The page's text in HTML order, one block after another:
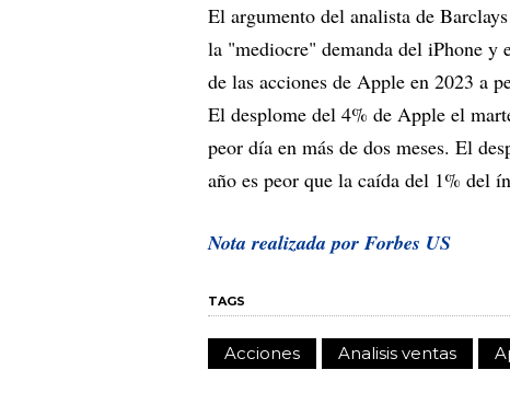
El argumento del analista de
la "mediocre" demanda del iPhone y
de las acciones de Apple en 2023 a
El desplome del 4% de Apple el
peor día en más de dos meses. El
año es peor que la caída del 1% del
Nota realizada por Forbes US
TAGS
Acciones Analisis ventas